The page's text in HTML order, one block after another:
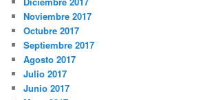
Noviembre 2017
Octubre 2017
Septiembre 2017
Agosto 2017
Julio 2017
Junio 2017